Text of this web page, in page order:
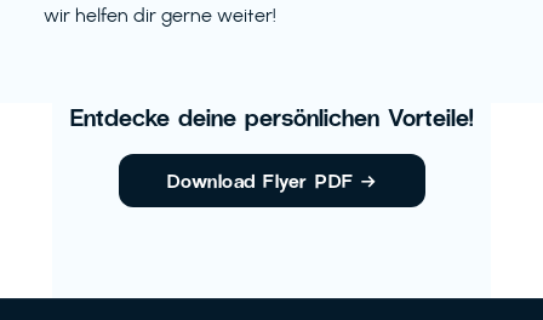
wir helfen dir gerne weiter!
Entdecke deine persönlichen Vorteile!
Download Flyer PDF →